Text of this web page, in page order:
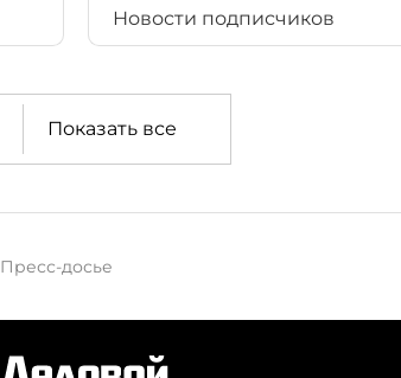
Новости подписчиков
Показать все
Пресс-досье